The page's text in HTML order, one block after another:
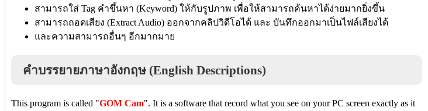
สามารถใส่ Tag คำขึ้นหา (Keyword) ให้กับรูปภาพ เพื่อให้สามารถค้นหาได้ง่ายมากยิ่งขึ้น
สามารถถอดเสียง (Extract Audio) ออกจากคลิปวิดีโอได้ และ บันทึกออกมาเป็นไฟล์เสียงได้
และความสามารถอื่นๆ อีกมากมาย
คำบรรยายภาษาอังกฤษ (English Descriptions)
This program is called "GOM Cam". It is a software that record what you see on your PC screen exactly as it